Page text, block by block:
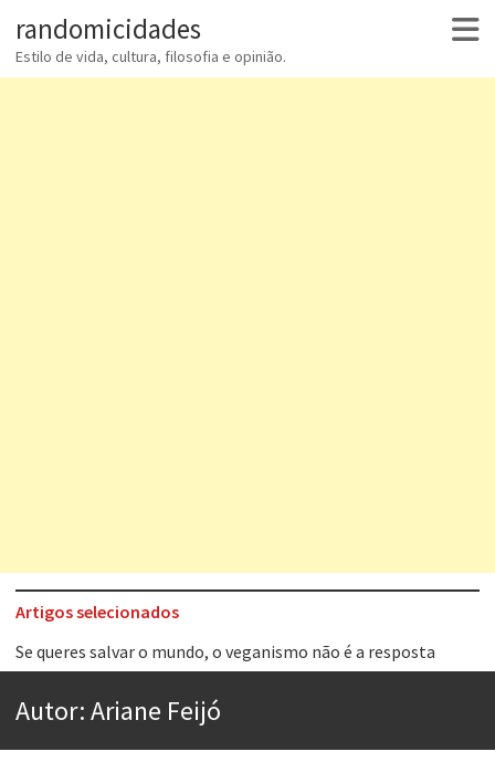
randomicidades
Estilo de vida, cultura, filosofia e opinião.
Artigos selecionados
Se queres salvar o mundo, o veganismo não é a resposta
Tem que filmar isso daí
A construção da urbanidade
Autor:Ariane Feijó